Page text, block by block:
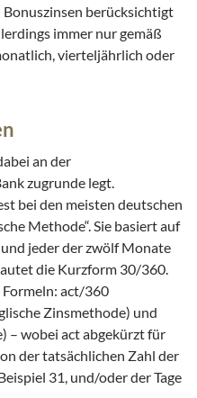
berücksichtigt
immer nur gemäß
vierteljährlich oder
an der
zugrunde legt.
bei den meisten deutschen
Methode“. Sie basiert auf
jeder der zwölf Monate
die Kurzform 30/360.
act/360
Zinsmethode) und
– wobei act abgekürzt für
der tatsächlichen Zahl der
31, und/oder der Tage